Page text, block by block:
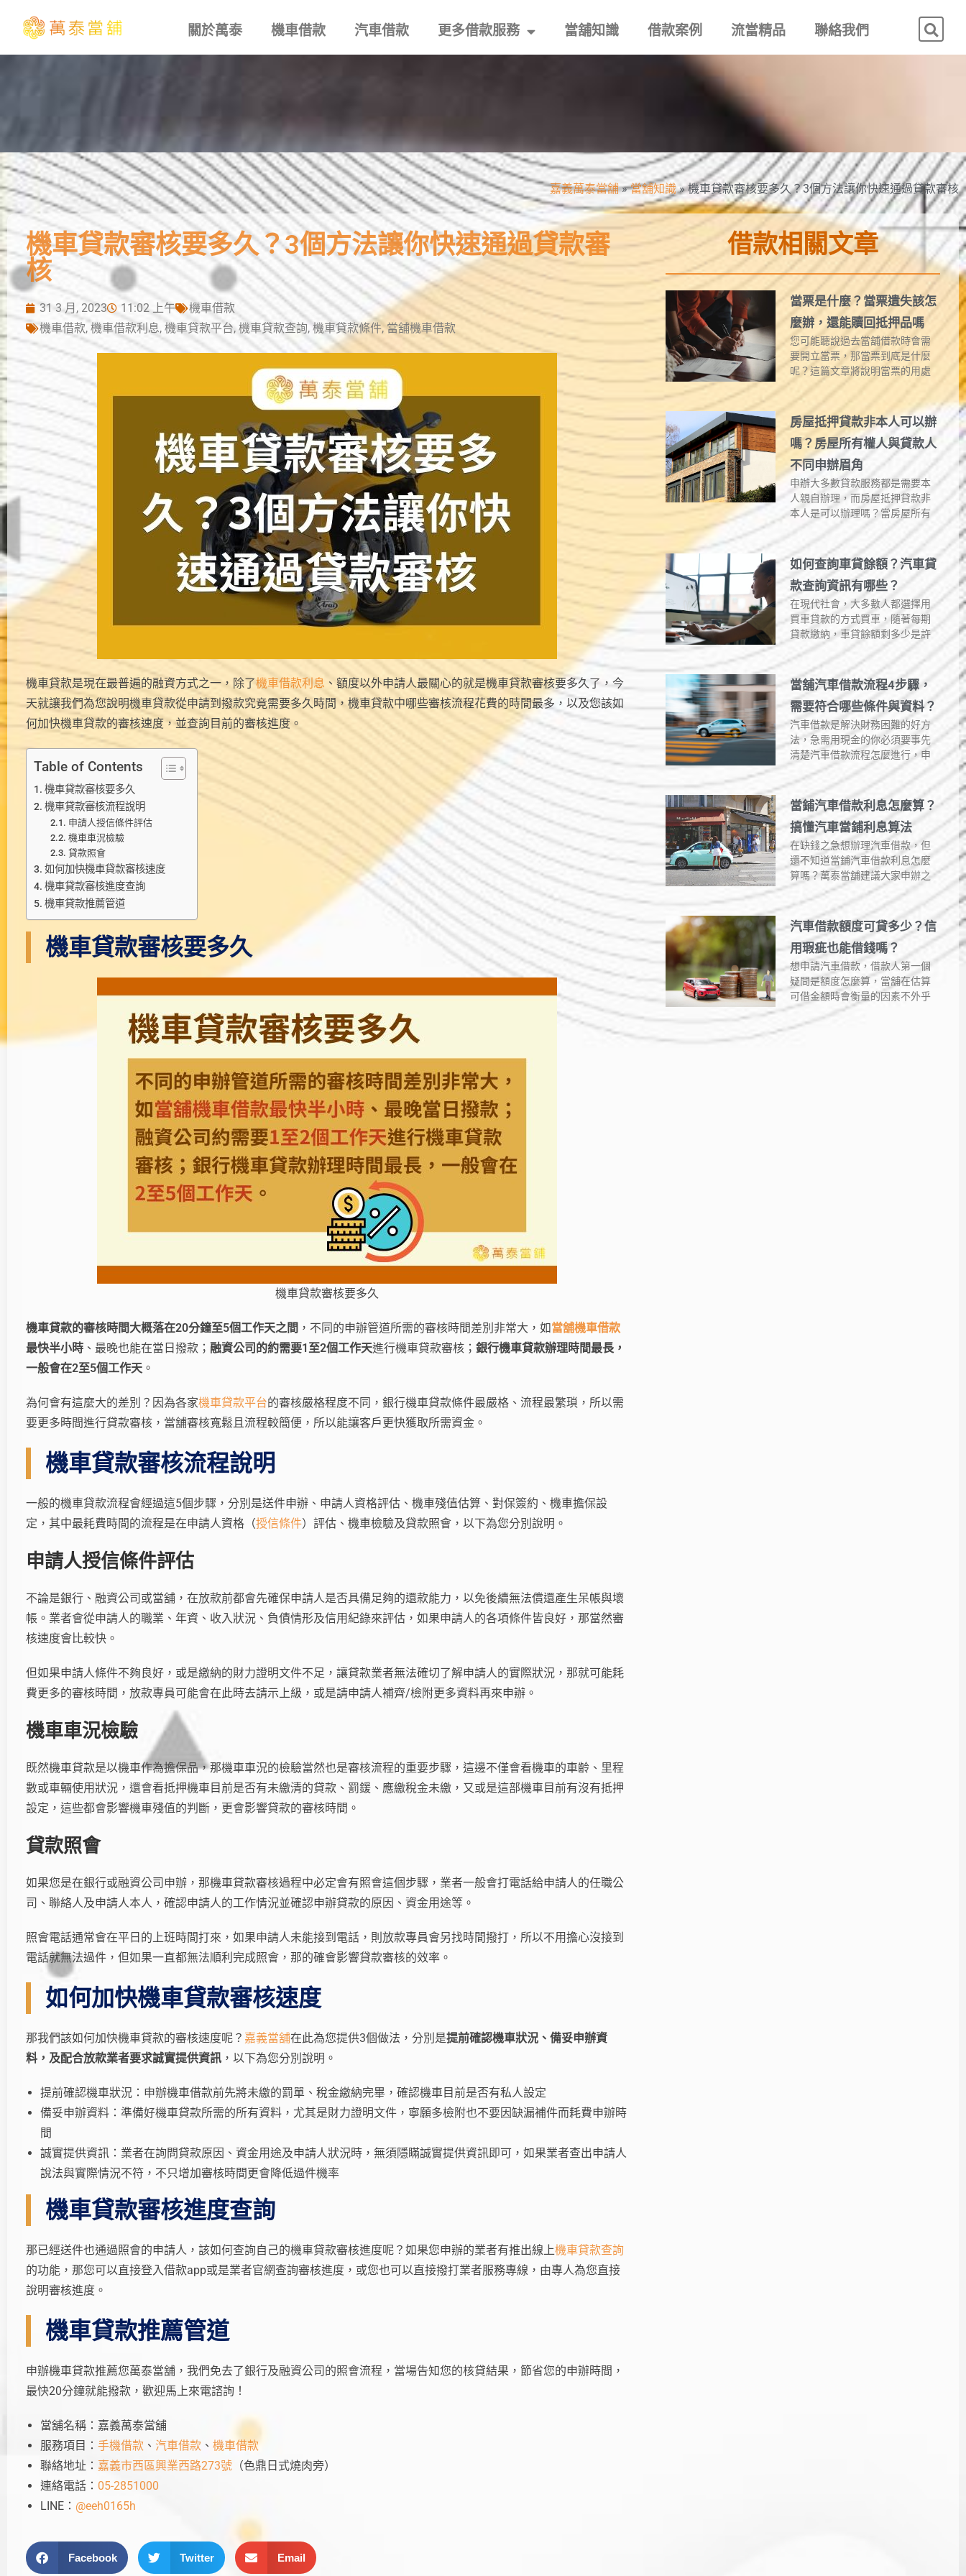
關於萬泰 機車借款 汽車借款 更多借款服務 當舖知識 借款案例 流當精品 聯絡我們
嘉義萬泰當舖»當舖知識»機車貸款審核要多久？3個方法讓你快速通過貸款審核
機車貸款審核要多久？3個方法讓你快速通過貸款審
核
31 3 月, 2023 11:02 上午
機車借款
機車借款,機車借款利息,機車貸款平台,機車貸款查詢,機車貸款條件, 當舖機車借款
機車貸款是現在最普遍的融資方式之一，除了機車借款利息 、額度以外申請人最關心的就是機車貸款審核要多久了，今
天就讓我們為您說明機車貸款從申請到撥款究竟需要多久時間，機車貸款中哪些審核流程花費的時間最多，以及您該如
何加快機車貸款的審核速度，並查詢目前的審核進度。
Table of Contents
機車貸款審核要多久
機車貸款審核流程說明
申請人授信條件評估
機車車況檢驗
貸款照會
如何加快機車貸款審核速度
機車貸款審核進度查詢
機車貸款推薦管道
機車貸款審核要多久
機車貸款審核要多久
機車貸款的審核時間大概落在20分鐘至5個工作天之間 ，不同的申辦管道所需的審核時間差別非常大，如當舖機車借款
最快半小時 、最晚也能在當日撥款； 融資公司的約需要1至2個工作天進行機車貸款審核；銀行機車貸款辦理時間最長，
一般會在2至5個工作天 。
為何會有這麼大的差別？因為各家機車貸款平台的審核嚴格程度不同，銀行機車貸款條件最嚴格、流程最繁瑣，所以需
要更多時間進行貸款審核，當舖審核寬鬆且流程較簡便，所以能讓客戶更快獲取所需資金。
機車貸款審核流程說明
一般的機車貸款流程會經過這5個步驟，分別是送件申辦、申請人資格評估、機車殘值估算、對保簽約、機車擔保設
定，其中最耗費時間的流程是在申請人資格（授信條件）評估、機車檢驗及貸款照會，以下為您分別說明。
申請人授信條件評估
不論是銀行、融資公司或當舖，在放款前都會先確保申請人是否具備足夠的還款能力，以免後續無法償還產生呆帳與壞
帳。業者會從申請人的職業、年資、收入狀況、負債情形及信用紀錄來評估，如果申請人的各項條件皆良好，那當然審
核速度會比較快。
但如果申請人條件不夠良好，或是繳納的財力證明文件不足，讓貸款業者無法確切了解申請人的實際狀況，那就可能耗
費更多的審核時間，放款專員可能會在此時去請示上級，或是請申請人補齊/檢附更多資料再來申辦。
機車車況檢驗
既然機車貸款是以機車作為擔保品，那機車車況的檢驗當然也是審核流程的重要步驟，這邊不僅會看機車的車齡、里程
數或車輛使用狀況，還會看抵押機車目前是否有未繳清的貸款、罰鍰、應繳稅金未繳，又或是這部機車目前有沒有抵押
設定，這些都會影響機車殘值的判斷，更會影響貸款的審核時間。
貸款照會
如果您是在銀行或融資公司申辦，那機車貸款審核過程中必定會有照會這個步驟，業者一般會打電話給申請人的任職公
司、聯絡人及申請人本人，確認申請人的工作情況並確認申辦貸款的原因、資金用途等。
照會電話通常會在平日的上班時間打來，如果申請人未能接到電話，則放款專員會另找時間撥打，所以不用擔心沒接到
電話就無法過件，但如果一直都無法順利完成照會，那的確會影響貸款審核的效率。
如何加快機車貸款審核速度
那我們該如何加快機車貸款的審核速度呢？ 嘉義當舖在此為您提供3個做法，分別是提前確認機車狀況、備妥申辦資
料，及配合放款業者要求誠實提供資訊 ，以下為您分別說明。
提前確認機車狀況：申辦機車借款前先將未繳的罰單、稅金繳納完畢，確認機車目前是否有私人設定
備妥申辦資料：準備好機車貸款所需的所有資料，尤其是財力證明文件，寧願多檢附也不要因缺漏補件而耗費申辦時
間
誠實提供資訊：業者在詢問貸款原因、資金用途及申請人狀況時，無須隱瞞誠實提供資訊即可，如果業者查出申請人
說法與實際情況不符，不只增加審核時間更會降低過件機率
機車貸款審核進度查詢
那已經送件也通過照會的申請人，該如何查詢自己的機車貸款審核進度呢？如果您申辦的業者有推出線上機車貸款查詢
的功能，那您可以直接登入借款app或是業者官網查詢審核進度，或您也可以直接撥打業者服務專線，由專人為您直接
說明審核進度。
機車貸款推薦管道
申辦機車貸款推薦您萬泰當舖，我們免去了銀行及融資公司的照會流程，當場告知您的核貸結果，節省您的申辦時間，
最快20分鐘就能撥款，歡迎馬上來電諮詢！
當舖名稱：嘉義萬泰當舖
服務項目：手機借款 、汽車借款 、機車借款
聯絡地址： 嘉義市西區興業西路273號 （色鼎日式燒肉旁）
連絡電話： 05-2851000
LINE： @eeh0165h
Facebook Twitter Email
借款相關文章
當票是什麼？當票遺失該怎
麼辦，還能贖回抵押品嗎
您可能聽說過去當舖借款時會需
要開立當票，那當票到底是什麼
呢？這篇文章將說明當票的用處
房屋抵押貸款非本人可以辦
嗎？房屋所有權人與貸款人
不同申辦眉角
申辦大多數貸款服務都是需要本
人親自辦理，而房屋抵押貸款非
本人是可以辦理嗎？當房屋所有
如何查詢車貸餘額？汽車貸
款查詢資訊有哪些？
在現代社會，大多數人都選擇用
買車貸款的方式買車，隨著每期
貸款繳納，車貸餘額剩多少是許
當舖汽車借款流程4步驟，
需要符合哪些條件與資料？
汽車借款是解決財務困難的好方
法，急需用現金的你必須要事先
清楚汽車借款流程怎麼進行，申
當鋪汽車借款利息怎麼算？
搞懂汽車當鋪利息算法
在缺錢之急想辦理汽車借款，但
還不知道當鋪汽車借款利息怎麼
算嗎？萬泰當舖建議大家申辦之
汽車借款額度可貸多少？信
用瑕疵也能借錢嗎？
想申請汽車借款，借款人第一個
疑問是額度怎麼算，當舖在估算
可借金額時會衡量的因素不外乎